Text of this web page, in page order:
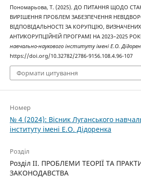
Пономарьова, Т. (2025). ДО ПИТАННЯ ЩОДО
ВИРІШЕННЯ ПРОБЛЕМ ЗАБЕЗПЕЧЕННЯ
ВІДПОВІДАЛЬНОСТІ ЗА КОРУПЦІЮ,
АНТИКОРУПЦІЙНІЙ ПРОГРАМІ НА 2023–2025
навчально-наукового інституту імені Е.О.
https://doi.org/10.32782/2786-9156.108.4.96-107
Формати цитування
Номер
№ 4 (2024): Вісник Луганського
інституту імені Е.О. Дідоренка
Розділ
Розділ II. ПРОБЛЕМИ ТЕОРІЇ ТА
ЗАКОНОДАВСТВА